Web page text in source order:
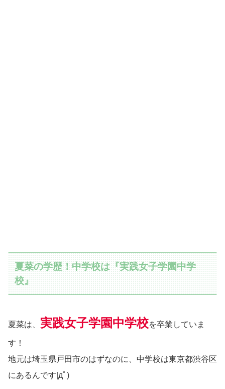
夏菜の学歴！中学校は『実践女子学園中学
校』
夏菜は、 実践女子学園中学校を卒業していま
す！
地元は埼玉県戸田市のはずなのに、中学校は東京都渋谷区
にあるんです|дﾟ)